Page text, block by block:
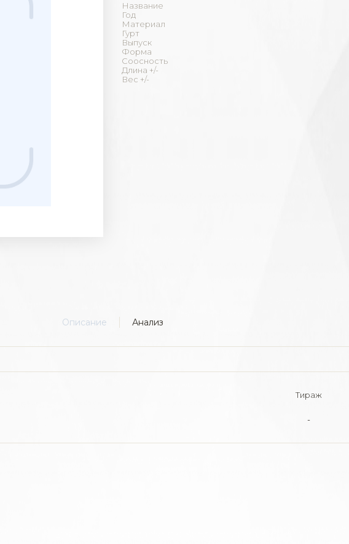
Название
Год
Материал
Гурт
Выпуск
Форма
Соосность
Длина +/-
Вес +/-
Описание Анализ
Тираж
-